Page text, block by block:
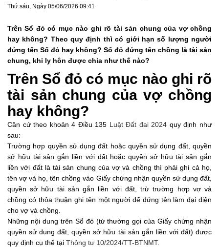
Thứ sáu, Ngày 05/06/2026 09:41
Trên Sổ đỏ có mục nào ghi rõ tài sản chung của vợ chồng
hay không? Theo quy định thì có giới hạn số lượng người
đứng tên Sổ đỏ hay không? Sổ đỏ đứng tên chồng là tài sản
chung, khi ly hôn được chia như thế nào?
Trên Sổ đỏ có mục nào ghi rõ
tài sản chung của vợ chồng
hay không?
Căn cứ theo khoản 4 Điều 135 Luật Đất đai 2024 quy định như
sau:
Trường hợp quyền sử dụng đất hoặc quyền sử dụng đất, quyền
sở hữu tài sản gắn liền với đất hoặc quyền sở hữu tài sản gắn
liền với đất là tài sản chung của vợ và chồng thì phải ghi cả họ,
tên vợ và họ, tên chồng vào Giấy chứng nhận quyền sử dụng đất,
quyền sở hữu tài sản gắn liền với đất, trừ trường hợp vợ và
chồng có thỏa thuận ghi tên một người để đứng tên làm đại diện
cho vợ và chồng.
Những nội dung trên Sổ đỏ (từ thường gọi của Giấy chứng nhận
quyền sử dụng đất, quyền sở hữu tài sản gắn liền với đất) được
quy định cụ thể tại Thông tư 10/2024/TT-BTNMT.